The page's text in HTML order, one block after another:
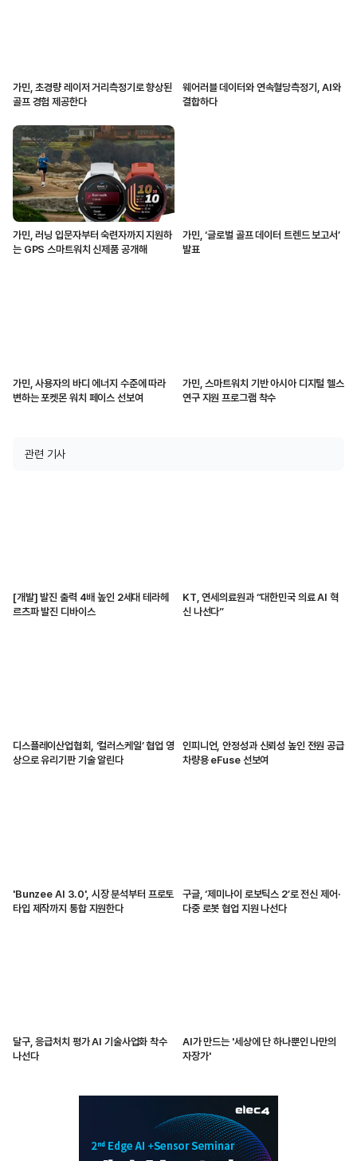
가민, 초경량 레이저 거리측정기로 향상된
골프 경험 제공한다
웨어러블 데이터와 연속혈당측정기, AI와
결합하다
가민, 러닝 입문자부터 숙련자까지 지원하
는 GPS 스마트워치 신제품 공개해
가민, ‘글로벌 골프 데이터 트렌드 보고서’
발표
가민, 사용자의 바디 에너지 수준에 따라
변하는 포켓몬 워치 페이스 선보여
가민, 스마트워치 기반 아시아 디지털 헬스
연구 지원 프로그램 착수
관련 기사
[개발] 발진 출력 4배 높인 2세대 테라헤
르츠파 발진 디바이스
KT, 연세의료원과 “대한민국 의료 AI 혁
신 나선다”
디스플레이산업협회, ‘컬러스케일’ 협업 영
상으로 유리기판 기술 알린다
인피니언, 안정성과 신뢰성 높인 전원 공급
차량용 eFuse 선보여
'Bunzee AI 3.0', 시장 분석부터 프로토
타입 제작까지 통합 지원한다
구글, ‘제미나이 로보틱스 2’로 전신 제어·
다중 로봇 협업 지원 나선다
달구, 응급처치 평가 AI 기술사업화 착수
나선다
AI가 만드는 '세상에 단 하나뿐인 나만의
자장가'